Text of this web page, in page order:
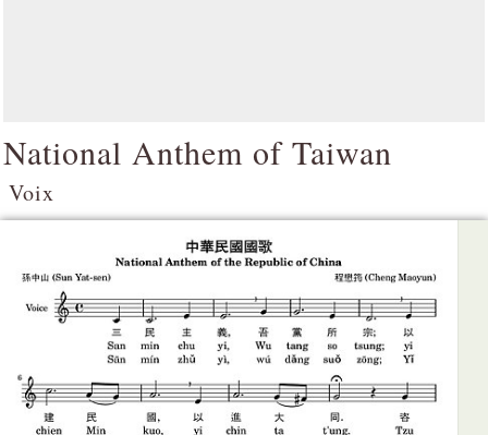
National Anthem of Taiwan
Voix